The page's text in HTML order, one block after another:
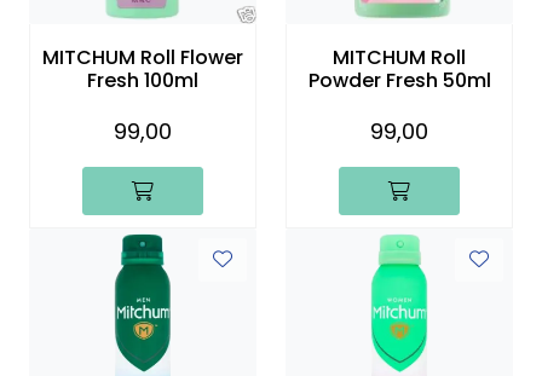
MITCHUM Roll Flower
Fresh 100ml
99,00
MITCHUM Roll
Powder Fresh 50ml
99,00